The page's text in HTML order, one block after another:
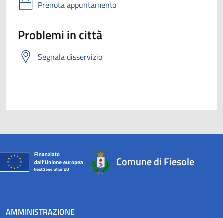
Prenota appuntamento
Problemi in città
Segnala disservizio
Comune di Fiesole
AMMINISTRAZIONE